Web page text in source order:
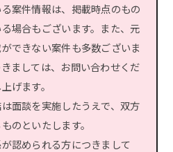
案件情報は、掲載時点のもの
場合もございます。また、元
できない案件も多数ございま
ましては、お問い合わせくだ
げます。
面談を実施したうえで、双方
のといたします。
認められる方につきまして